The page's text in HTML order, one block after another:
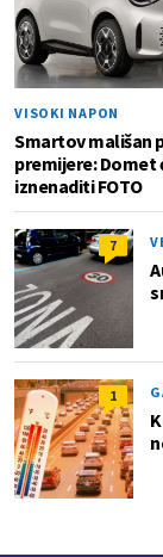
VISOKI NAPON
Smartov mališan
premijere: Domet
iznenaditi FOTO
7
1